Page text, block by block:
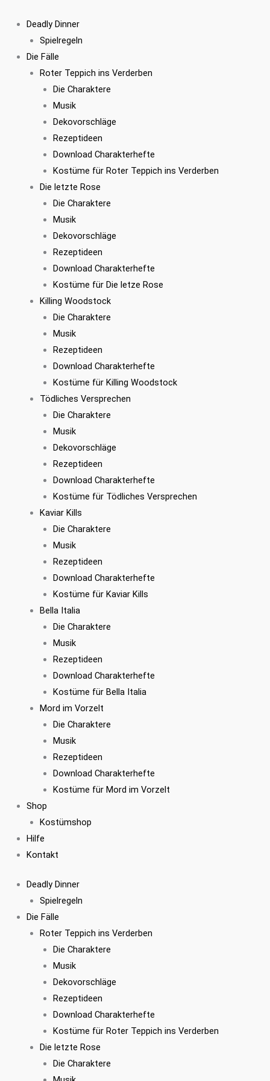
Inhalt
springen
Deadly Dinner
Spielregeln
Die Fälle
Roter Teppich ins Verderben
Die Charaktere
Musik
Dekovorschläge
Rezeptideen
Download Charakterhefte
Kostüme für Roter Teppich ins Verderben
Die letzte Rose
Die Charaktere
Musik
Dekovorschläge
Rezeptideen
Download Charakterhefte
Kostüme für Die letze Rose
Killing Woodstock
Die Charaktere
Musik
Rezeptideen
Download Charakterhefte
Kostüme für Killing Woodstock
Tödliches Versprechen
Die Charaktere
Musik
Dekovorschläge
Rezeptideen
Download Charakterhefte
Kostüme für Tödliches Versprechen
Kaviar Kills
Die Charaktere
Musik
Rezeptideen
Download Charakterhefte
Kostüme für Kaviar Kills
Bella Italia
Die Charaktere
Musik
Rezeptideen
Download Charakterhefte
Kostüme für Bella Italia
Mord im Vorzelt
Die Charaktere
Musik
Rezeptideen
Download Charakterhefte
Kostüme für Mord im Vorzelt
Shop
Kostümshop
Hilfe
Kontakt
Deadly Dinner
Spielregeln
Die Fälle
Roter Teppich ins Verderben
Die Charaktere
Musik
Dekovorschläge
Rezeptideen
Download Charakterhefte
Kostüme für Roter Teppich ins Verderben
Die letzte Rose
Die Charaktere